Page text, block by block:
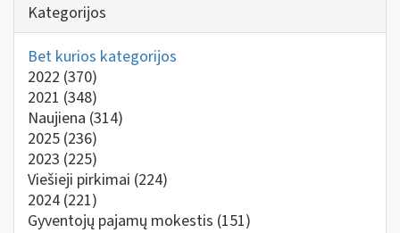
Kategorijos
Bet kurios kategorijos
2022 (370)
2021 (348)
Naujiena (314)
2025 (236)
2023 (225)
Viešieji pirkimai (224)
2024 (221)
Gyventojų pajamų mokestis (151)